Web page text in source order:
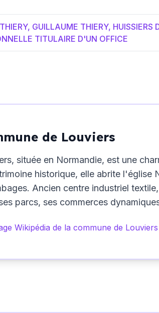
GUILLAUME THIERY,
TITULAIRE D'UN OFFICE
de Louviers
située en Normandie, est une
historique, elle abrite l'église
Ancien centre industriel
parcs, ses commerces
Wikipédia de la commune de Louviers